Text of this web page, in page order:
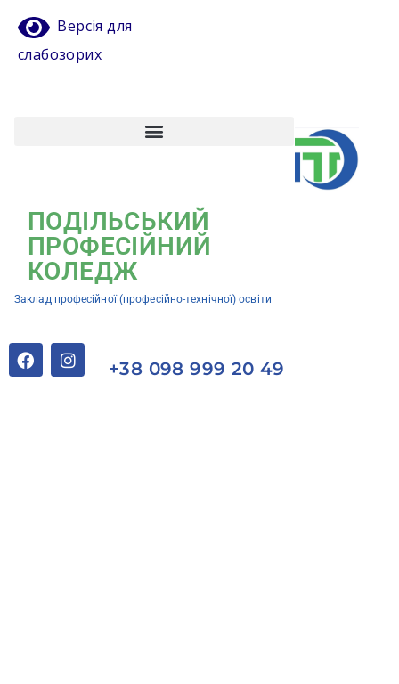
Версія для
слабозорих
ПОДІЛЬСЬКИЙ
ПРОФЕСІЙНИЙ
КОЛЕДЖ
Заклад професійної (професійно-технічної) освіти
+38 098 999 20 49